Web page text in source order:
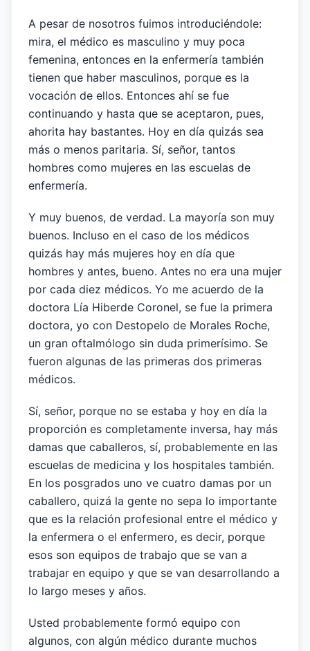
A pesar de nosotros fuimos introduciéndole:
mira, el médico es masculino y muy poca
femenina, entonces en la enfermería también
tienen que haber masculinos, porque es la
vocación de ellos. Entonces ahí se fue
continuando y hasta que se aceptaron, pues,
ahorita hay bastantes. Hoy en día quizás sea
más o menos paritaria. Sí, señor, tantos
hombres como mujeres en las escuelas de
enfermería.
Y muy buenos, de verdad. La mayoría son muy
buenos. Incluso en el caso de los médicos
quizás hay más mujeres hoy en día que
hombres y antes, bueno. Antes no era una mujer
por cada diez médicos. Yo me acuerdo de la
doctora Lía Hiberde Coronel, se fue la primera
doctora, yo con Destopelo de Morales Roche,
un gran oftalmólogo sin duda primerísimo. Se
fueron algunas de las primeras dos primeras
médicos.
Sí, señor, porque no se estaba y hoy en día la
proporción es completamente inversa, hay más
damas que caballeros, sí, probablemente en las
escuelas de medicina y los hospitales también.
En los posgrados uno ve cuatro damas por un
caballero, quizá la gente no sepa lo importante
que es la relación profesional entre el médico y
la enfermera o el enfermero, es decir, porque
esos son equipos de trabajo que se van a
trabajar en equipo y que se van desarrollando a
lo largo meses y años.
Usted probablemente formó equipo con
algunos, con algún médico durante muchos